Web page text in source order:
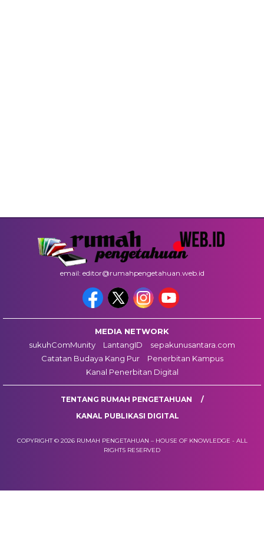
email: editor@rumahpengetahuan.web.id
MEDIA NETWORK
sukuhComMunity
LantangID
sepakunusantara.com
Catatan Budaya Kang Pur
Penerbitan Kampus
Kanal Penerbitan Digital
TENTANG RUMAH PENGETAHUAN
KANAL PUBLIKASI DIGITAL
COPYRIGHT © 2026 RUMAH PENGETAHUAN – HOUSE OF KNOWLEDGE - ALL
RIGHTS RESERVED